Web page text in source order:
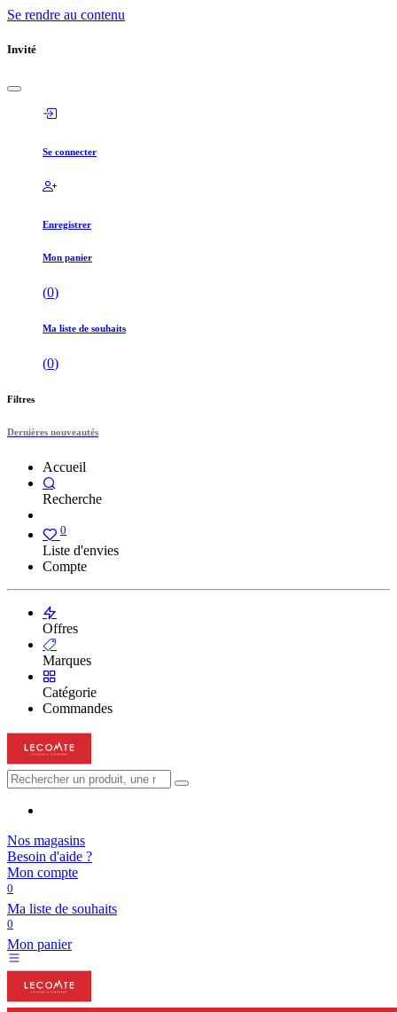
Se rendre au contenu
Invité
Se connecter
Enregistrer
Mon panier
(0)
Ma liste de souhaits
(0)
Filtres
Dernières nouveautés
Accueil
Recherche
0
Liste d'envies
Compte
Offres
Marques
Catégorie
Commandes
Nos magasins
Besoin d'aide ?
Mon compte
0
Ma liste de souhaits
0
Mon panier